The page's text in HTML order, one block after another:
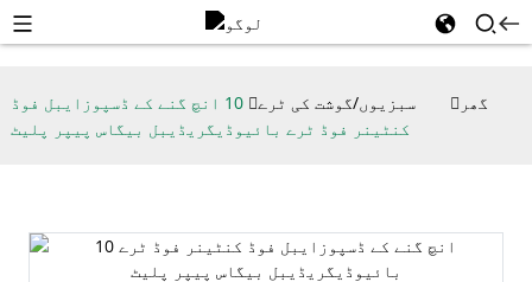
گھر سبزیوں/گوشت کی ٹرے
10 انچ گنے کے ڈسپوزایبل فوڈ
کنٹینر فوڈ ٹرے بائیوڈیگریڈیبل بیگاس پیپر پلیٹ